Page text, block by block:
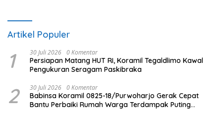
Artikel Populer
1 30 Juli 2026 0 Komentar
Persiapan Matang HUT RI, Koramil Tegaldlimo Kawal
Pengukuran Seragam Paskibraka
2 30 Juli 2026 0 Komentar
Babinsa Koramil 0825-18/Purwoharjo Gerak Cepat
Bantu Perbaiki Rumah Warga Terdampak Puting